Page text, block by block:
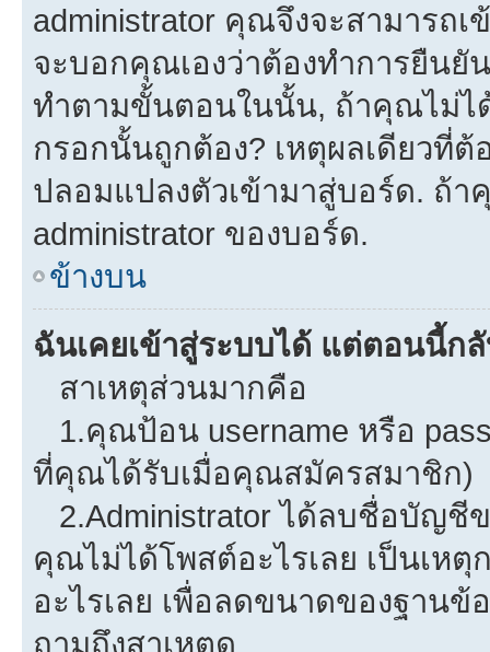
administrator คุณจึงจะสามารถ
จะบอกคุณเองว่าต้องทำการยืน
ทำตามขั้นตอนในนั้น, ถ้าคุณไม่ไ
กรอกนั้นถูกต้อง? เหตุผลเดียวที่
ปลอมแปลงตัวเข้ามาสู่บอร์ด. ถ้
administrator ของบอร์ด.
ข้างบน
ฉันเคยเข้าสู่ระบบได้ แต่ตอนนี้ก
สาเหตุส่วนมากคือ
1.คุณป้อน username หรือ
ที่คุณได้รับเมื่อคุณสมัครสมาชิก)
2.Administrator ได้ลบชื่อบัญชี
คุณไม่ได้โพสต์อะไรเลย เป็นเห
อะไรเลย เพื่อลดขนาดของฐาน
ถามถึงสาเหตุดู.